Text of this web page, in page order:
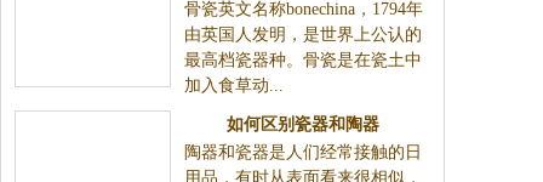
骨瓷英文名称bonechina，1794年
由英国人发明，是世界上公认的
最高档瓷器种。骨瓷是在瓷土中
加入食草动...
如何区别瓷器和陶器
陶器和瓷器是人们经常接触的日
用品，有时从表面看来很相似，